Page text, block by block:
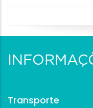
Transporte